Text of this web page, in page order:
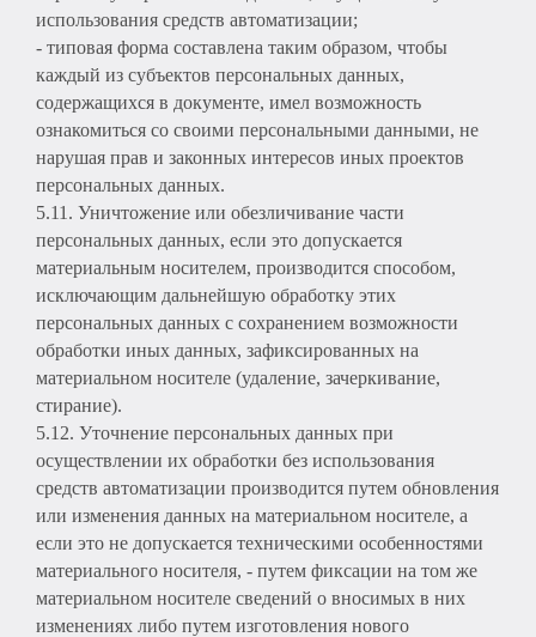
использования средств автоматизации;
- типовая форма составлена таким образом, чтобы
каждый из субъектов персональных данных,
содержащихся в документе, имел возможность
ознакомиться со своими персональными данными, не
нарушая прав и законных интересов иных проектов
персональных данных.
5.11. Уничтожение или обезличивание части
персональных данных, если это допускается
материальным носителем, производится способом,
исключающим дальнейшую обработку этих
персональных данных с сохранением возможности
обработки иных данных, зафиксированных на
материальном носителе (удаление, зачеркивание,
стирание).
5.12. Уточнение персональных данных при
осуществлении их обработки без использования
средств автоматизации производится путем обновления
или изменения данных на материальном носителе, а
если это не допускается техническими особенностями
материального носителя, - путем фиксации на том же
материальном носителе сведений о вносимых в них
изменениях либо путем изготовления нового